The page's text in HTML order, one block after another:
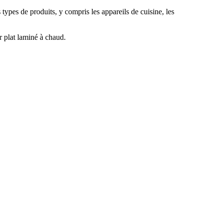
de produits, y compris les appareils de cuisine, les
plat laminé à chaud.